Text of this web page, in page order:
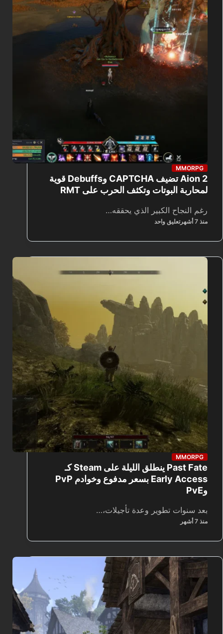
MMORPG
Aion 2 تضيف CAPTCHA وDebuffs قوية
لمحاربة البوتات وتكثف الحرب على RMT
رغم النجاح الكبير الذي يحققه…
منذ 7 أشهر تعليق واحد
MMORPG
Past Fate ينطلق الليلة على Steam كـ
Early Access بسعر مدفوع وخوادم PvP
وPvE
بعد سنوات تطوير وعدة تأجيلات،…
منذ 7 أشهر